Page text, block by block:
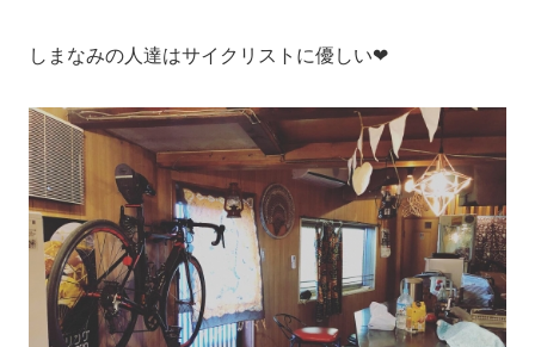
しまなみの人達はサイクリストに優しい❤